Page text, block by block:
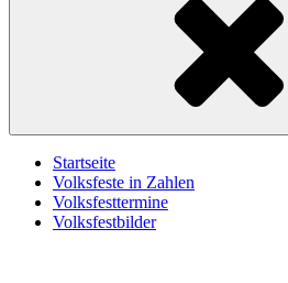
Startseite
Volksfeste in Zahlen
Volksfesttermine
Volksfestbilder